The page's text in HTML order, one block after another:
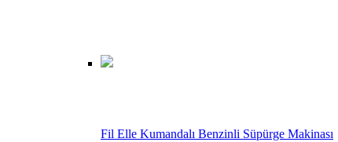
Fil Elle Kumandalı Benzinli Süpürge Makinası